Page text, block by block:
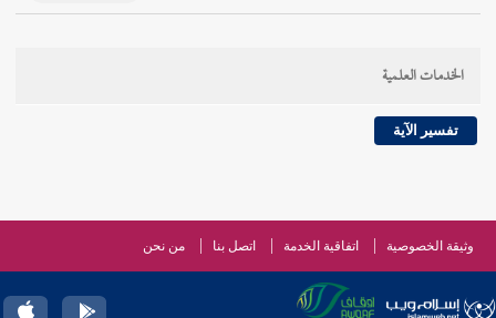
الخدمات العلمية
تفسير الآية
وثيقة الخصوصية اتفاقية الخدمة اتصل بنا من نحن